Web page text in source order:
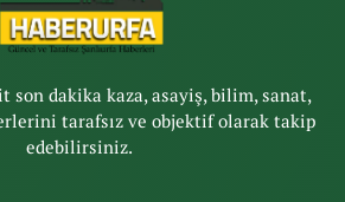
son dakika kaza, asayiş, bilim, sanat,
tarafsız ve objektif olarak takip
edebilirsiniz.